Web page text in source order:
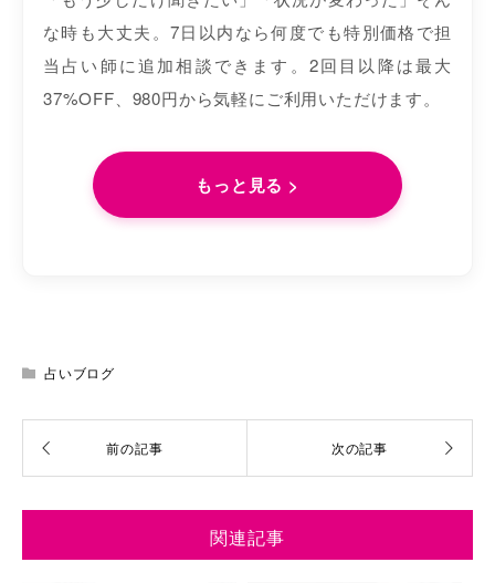
な時も大丈夫。7日以内なら何度でも特別価格で担
当占い師に追加相談できます。2回目以降は最大
37%OFF、980円から気軽にご利用いただけます。
もっと見る >
占いブログ
関連記事